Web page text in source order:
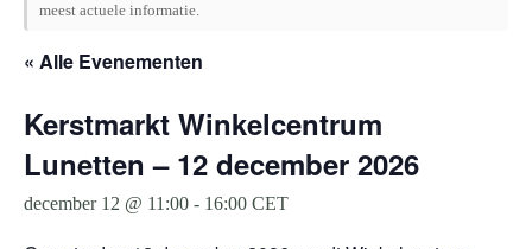
meest actuele informatie.
« Alle Evenementen
Kerstmarkt Winkelcentrum
Lunetten – 12 december 2026
december 12 @ 11:00 - 16:00 CET